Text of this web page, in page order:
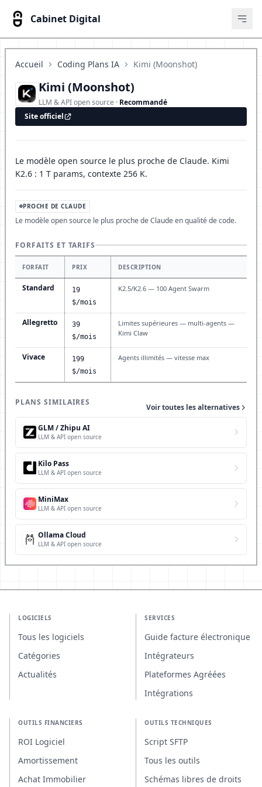
Cabinet Digital
Accueil Coding Plans IA Kimi (Moonshot)
Kimi (Moonshot)
LLM & API open source · Recommandé
Site officiel
Le modèle open source le plus proche de Claude. Kimi
K2.6 : 1 T params, contexte 256 K.
PROCHE DE CLAUDE
Le modèle open source le plus proche de Claude en qualité de code.
FORFAITS ET TARIFS
FORFAIT PRIX DESCRIPTION
Standard
19
$/mois
K2.5/K2.6 — 100 Agent Swarm
Allegretto
39
$/mois
Limites supérieures — multi-agents —
Kimi Claw
Vivace
199
$/mois
Agents illimités — vitesse max
PLANS SIMILAIRES
Voir toutes les alternatives
GLM / Zhipu AI
LLM & API open source
Kilo Pass
LLM & API open source
MiniMax
LLM & API open source
Ollama Cloud
LLM & API open source
LOGICIELS
Tous les logiciels
Catégories
Actualités
SERVICES
Guide facture électronique
Intégrateurs
Plateformes Agréées
Intégrations
OUTILS FINANCIERS
ROI Logiciel
Amortissement
Achat Immobilier
OUTILS TECHNIQUES
Script SFTP
Tous les outils
Schémas libres de droits